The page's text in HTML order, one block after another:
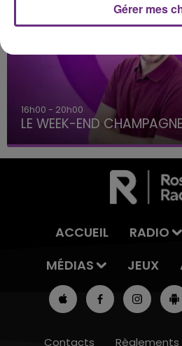
16h00 - 20h00
LE WEEK-END
ACCUEIL RADIO
MÉDIAS
JEUX
Contacts Règlements
Gérer mes